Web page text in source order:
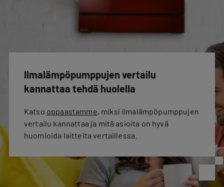
Ilmalämpöpumppujen vertailu
kannattaa tehdä huolella
Katso oppaastamme, miksi ilmalämpöpumppujen
vertailu kannattaa ja mitä asioita on hyvä
huomioida laitteita vertaillessa.